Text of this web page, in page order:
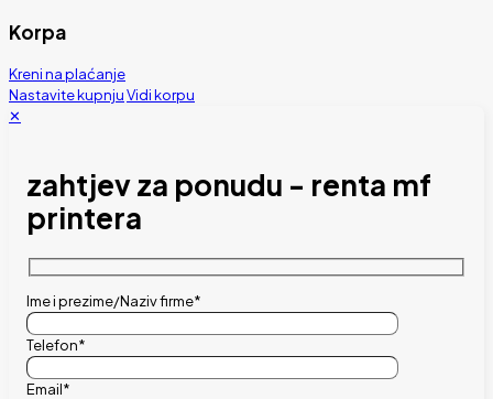
Korpa
Kreni na plaćanje
Nastavite kupnjuVidi korpu
✕
zahtjev za ponudu - renta mf
printera
Ime i prezime/Naziv firme*
Telefon*
Email*